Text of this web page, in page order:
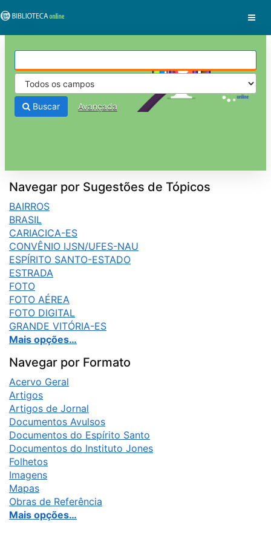
VuFind
Buscar Avançada
Navegar por Sugestões de Tópicos
BAIRROS
BRASIL
CARIACICA-ES
CONVÊNIO IJSN/UFES-NAU
ESPÍRITO SANTO-ESTADO
ESTRADA
FOTO
FOTO AÉREA
FOTO DIGITAL
GRANDE VITÓRIA-ES
Mais opções…
Navegar por Formato
Acervo Geral
Artigos
Artigos de Jornal
Documentos Avulsos
Documentos do Espírito Santo
Documentos do Instituto Jones
Folhetos
Imagens
Mapas
Obras de Referência
Mais opções…